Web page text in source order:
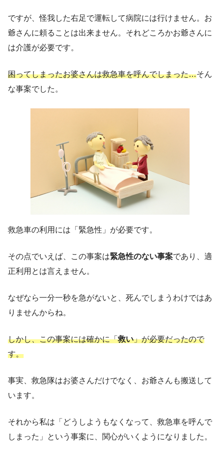
ですが、怪我した右足で運転して病院には行けません。お
爺さんに頼ることは出来ません。それどころかお爺さんに
は介護が必要です。
困ってしまったお婆さんは救急車を呼んでしまった…そん
な事案でした。
救急車の利用には「緊急性」が必要です。
その点でいえば、この事案は緊急性のない事案であり、適
正利用とは言えません。
なぜなら一分一秒を急がないと、死んでしまうわけではあ
りませんからね。
しかし、この事案には確かに「救い」が必要だったので
す。
事実、救急隊はお婆さんだけでなく、お爺さんも搬送して
います。
それから私は「どうしようもなくなって、救急車を呼んで
しまった」という事案に、関心がいくようになりました。